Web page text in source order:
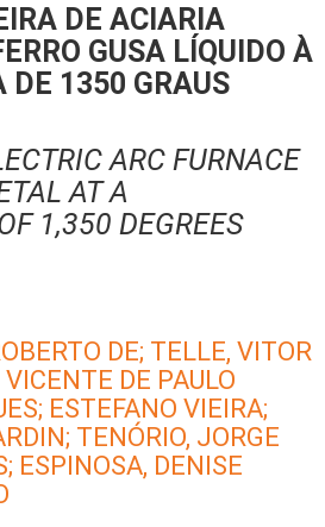
DE ACIARIA
GUSA LÍQUIDO À
DE 1350 GRAUS
ARC FURNACE
AT A
1,350 DEGREES
DE; TELLE, VITOR
DE PAULO
ESTEFANO VIEIRA;
TENÓRIO, JORGE
ESPINOSA, DENISE